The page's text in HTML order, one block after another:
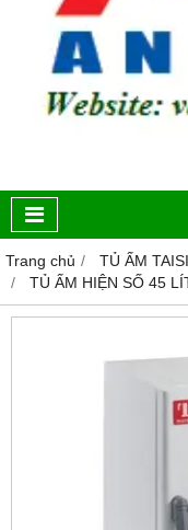
Trang chủ TỦ ẤM
TỦ ẤM HIỆN SỐ 45